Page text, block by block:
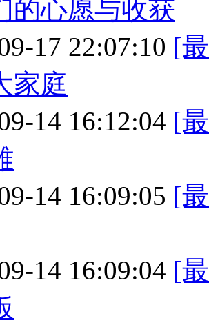
的心愿与收获
17 22:07:10 [
家庭
14 16:12:04 [
14 16:09:05 [
14 16:09:04 [